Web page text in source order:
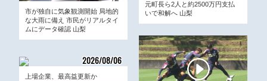
元町長ら2人と約2500万円支払
いで和解へ 山梨
市が独自に気象観測開始 局地的
な大雨に備え 市民がリアルタイ
ムにデータ確認 山梨
2026/08/06
上場企業、最高益更新か